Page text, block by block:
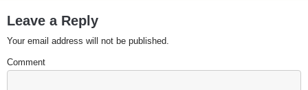
Leave a Reply
Your email address will not be published.
Comment